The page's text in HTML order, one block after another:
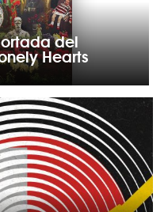
del
Hearts